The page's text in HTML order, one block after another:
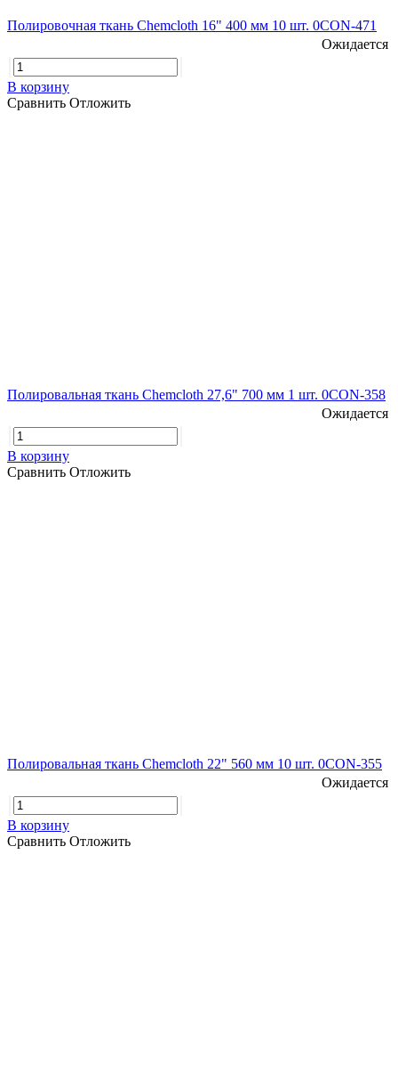
Полировочная ткань Chemcloth 16" 400 мм 10 шт. 0CON-471
Ожидается
В корзину
Сравнить Отложить
Полировальная ткань Chemcloth 27,6" 700 мм 1 шт. 0CON-358
Ожидается
В корзину
Сравнить Отложить
Полировальная ткань Chemcloth 22" 560 мм 10 шт. 0CON-355
Ожидается
В корзину
Сравнить Отложить